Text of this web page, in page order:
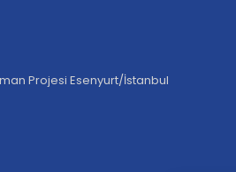
Projesi Esenyurt/İstanbul